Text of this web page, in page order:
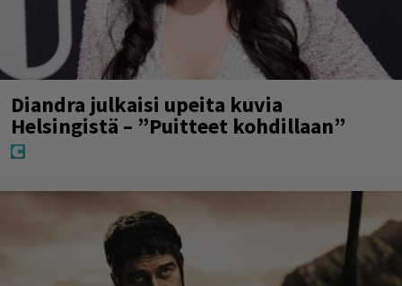
Diandra julkaisi upeita kuvia
Helsingistä – ”Puitteet kohdillaan”